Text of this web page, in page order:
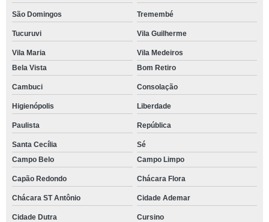
São Domingos Tremembé
Tucuruvi Vila Guilherme
Vila Maria
Vila Medeiros
Bela Vista
Bom Retiro
Cambuci Consolação
Higienópolis Liberdade
Paulista República
Santa Cecília
Sé
Campo Belo
Campo Limpo
Capão Redondo Chácara Flora
Chácara ST Antônio Cidade Ademar
Cidade Dutra Cursino